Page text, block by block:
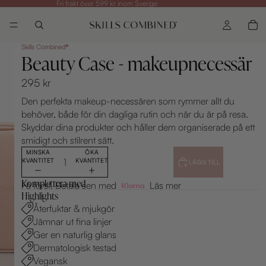
Fri frakt över 599 kr inom Sverige
Skills Combined®
Beauty Case - makeupnecessär
295 kr
Den perfekta makeup-necessären som rymmer allt du
behöver, både för din dagliga rutin och när du är på resa.
Skyddar dina produkter och håller dem organiserade på ett
smidigt och stilrent sätt.
MINSKA
KVANTITET
ÖKA
KVANTITET
LÄGG TILL
Få först. Betala sen med Läs mer
Komplettera med
Highlights
Återfuktar & mjukgör
Jämnar ut fina linjer
Ger en naturlig glans
Dermatologisk testad
Vegansk